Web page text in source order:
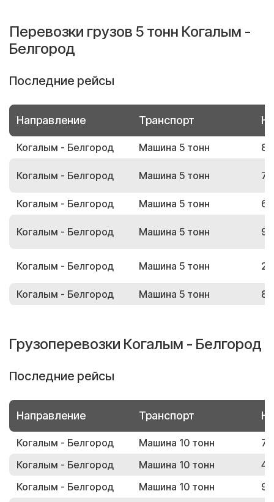
Перевозки грузов 5 тонн Когалым -
Белгород
Последние рейсы
Направление Транспорт
Когалым - Белгород Машина 5 тонн
Когалым - Белгород Машина 5 тонн
Когалым - Белгород Машина 5 тонн
Когалым - Белгород Машина 5 тонн
Когалым - Белгород Машина 5 тонн
Когалым - Белгород Машина 5 тонн
Грузоперевозки Когалым - Белгород
Последние рейсы
Направление Транспорт
Когалым - Белгород Машина 10 тонн
Когалым - Белгород
Машина 10 тонн
Когалым - Белгород
Машина 10 тонн